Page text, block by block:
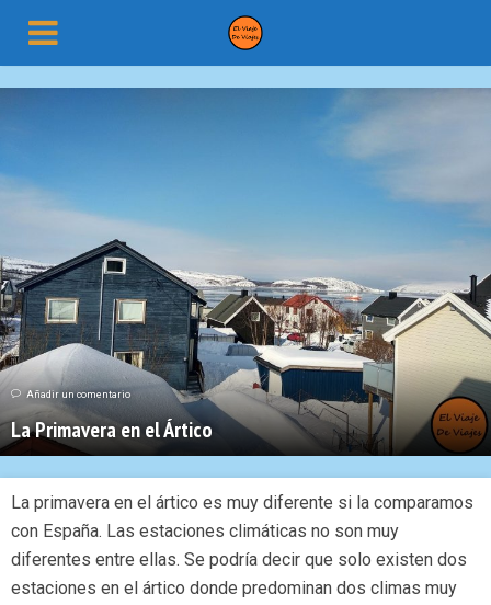
Añadir un comentario
La Primavera en el Ártico
La primavera en el ártico es muy diferente si la comparamos
con España. Las estaciones climáticas no son muy
diferentes entre ellas. Se podría decir que solo existen dos
estaciones en el ártico donde predominan dos climas muy